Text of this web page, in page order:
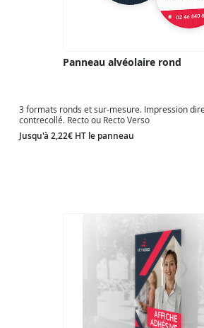
Panneau alvéolaire rond
3 formats ronds et sur-mesure. Impression
contrecollé. Recto ou Recto Verso
Jusqu'à 2,22€ HT le panneau